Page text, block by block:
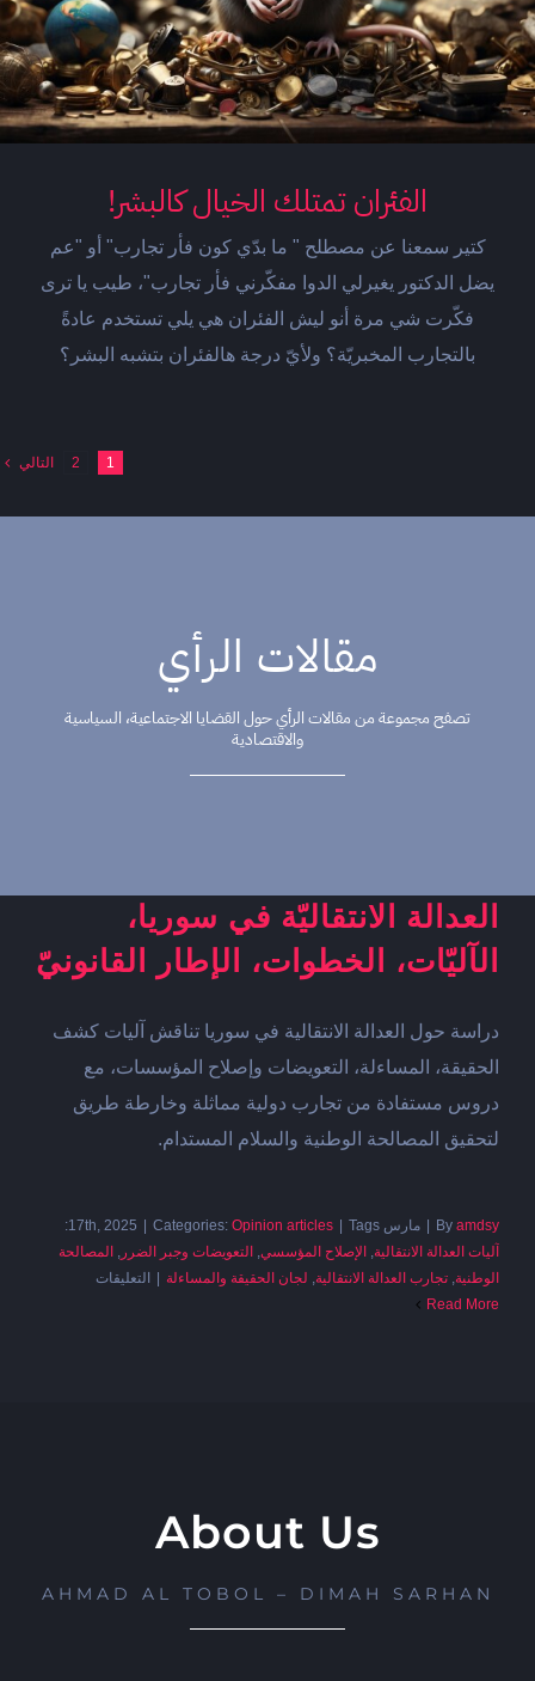
الفئران تمتلك الخيال كالبشر!
كتير سمعنا عن مصطلح " ما بدّي كون فأر تجارب" أو "عم
يضل الدكتور يغيرلي الدوا مفكّرني فأر تجارب"، طيب يا ترى
فكّرت شي مرة أنو ليش الفئران هي يلي تستخدم عادةً
بالتجارب المخبريّة؟ ولأيّ درجة هالفئران بتشبه البشر؟
1
2 التالي
مقالات الرأي
تصفح مجموعة من مقالات الرأي حول القضايا الاجتماعية، السياسية
والاقتصادية
العدالة الانتقاليّة في سوريا،
الآليّات، الخطوات، الإطار القانونيّ
دراسة حول العدالة الانتقالية في سوريا تناقش آليات كشف
الحقيقة، المساءلة، التعويضات وإصلاح المؤسسات، مع
دروس مستفادة من تجارب دولية مماثلة وخارطة طريق
لتحقيق المصالحة الوطنية والسلام المستدام.
Byamdsy مارس 17th, 2025 Categories:Opinion articles
Tags:
آليات العدالة الانتقالية, الإصلاح المؤسسي, التعويضات وجبر الضرر , المصالحة
الوطنية, تجارب العدالة الانتقالية, لجان الحقيقة والمساءلة التعليقاتعلى
Read More
About Us
AHMAD AL TOBOL – DIMAH SARHAN